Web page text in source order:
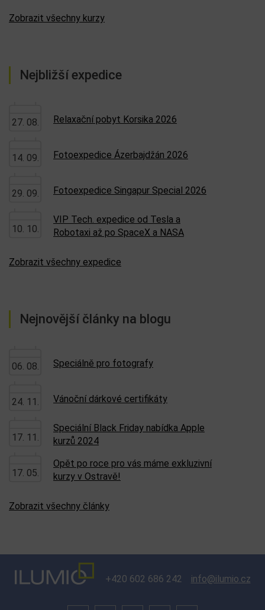
Zobrazit všechny kurzy
Nejbližší expedice
27. 08. Relaxační pobyt Korsika 2026
14. 09. Fotoexpedice Ázerbajdžán 2026
29. 09. Fotoexpedice Singapur Special 2026
10. 10.
VIP Tech. expedice od Tesla a
Robotaxi až po SpaceX a NASA
Zobrazit všechny expedice
Nejnovější články na blogu
06. 08. Speciálně pro fotografy
24. 11. Vánoční dárkové certifikáty
17. 11.
Speciální Black Friday nabídka Apple
kurzů 2024
17. 05.
Opět po roce pro vás máme exkluzivní
kurzy v Ostravě!
Zobrazit všechny články
+420 602 686 242 info@ilumio.cz